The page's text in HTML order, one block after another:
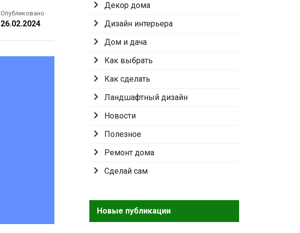
Опубликовано
26.02.2024
Декор дома
Дизайн интерьера
Дом и дача
Как выбрать
Как сделать
Ландшафтный дизайн
Новости
Полезное
Ремонт дома
Сделай сам
Новые публикации